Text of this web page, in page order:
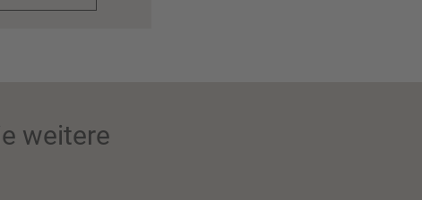
weitere